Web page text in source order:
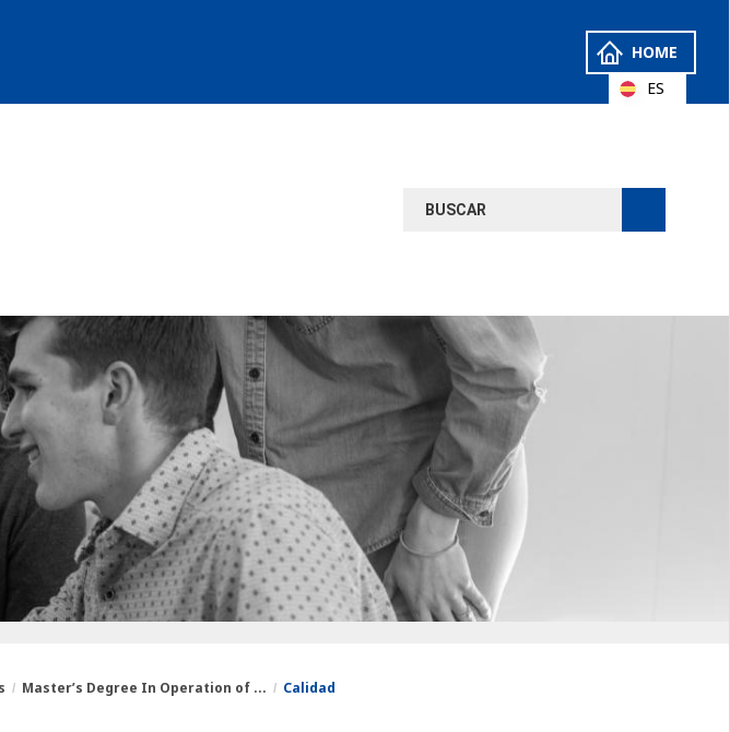
HOME
Master’s Degree In Operation of ... Calidad
ES